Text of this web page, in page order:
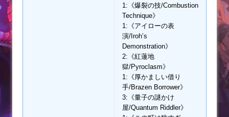
1:《爆裂の技/Combustion
Technique》
1:《アイローの表
演/Iroh’s
Demonstration》
2:《紅蓮地
獄/Pyroclasm》
1:《厚かましい借り
手/Brazen Borrower》
3:《量子の謎かけ
屋/Quantum Riddler》